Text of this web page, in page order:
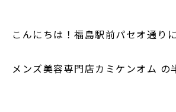
こんにちは！福島駅前パセオ通り
メンズ美容専門店カミケンオム の